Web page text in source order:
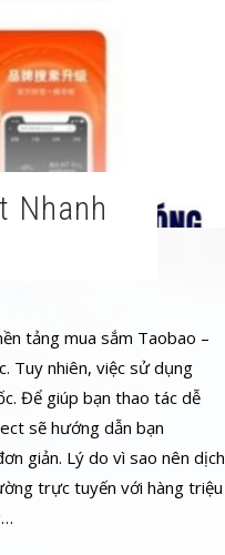
tảng mua sắm Taobao –
Tuy nhiên, việc sử dụng
Để giúp bạn thao tác dễ
sẽ hướng dẫn bạn
giản. Lý do vì sao nên dịch
trực tuyến với hàng triệu